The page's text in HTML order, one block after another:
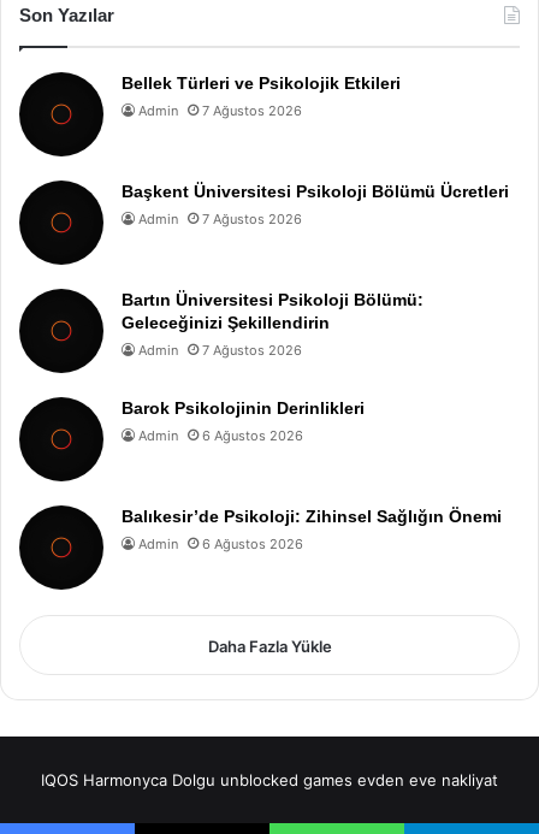
Son Yazılar
Bellek Türleri ve Psikolojik Etkileri
Admin 7 Ağustos 2026
Başkent Üniversitesi Psikoloji Bölümü Ücretleri
Admin 7 Ağustos 2026
Bartın Üniversitesi Psikoloji Bölümü:
Geleceğinizi Şekillendirin
Admin 7 Ağustos 2026
Barok Psikolojinin Derinlikleri
Admin 6 Ağustos 2026
Balıkesir’de Psikoloji: Zihinsel Sağlığın Önemi
Admin 6 Ağustos 2026
Daha Fazla Yükle
IQOS Harmonyca Dolgu unblocked games evden eve nakliyat